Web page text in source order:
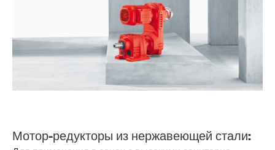
Мотор-редукторы из нержавеющей стали: